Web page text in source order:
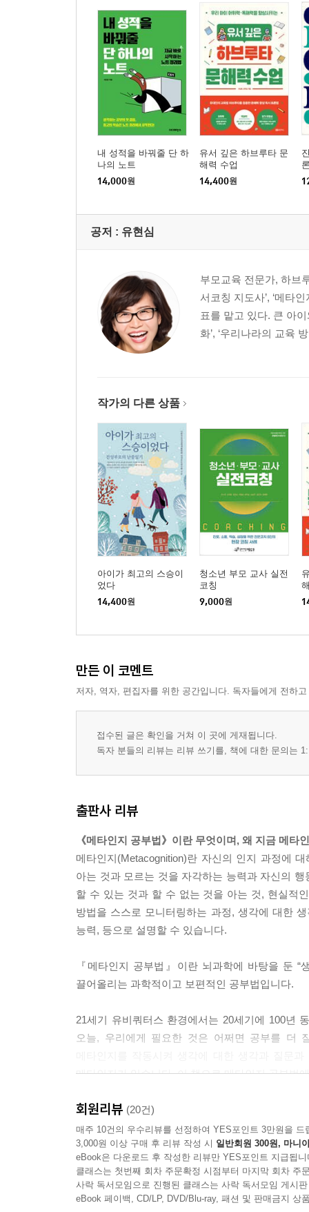
내 성적을 바꿔줄 단 하
나의 노트
14,000원
유서 깊은 하브루타 문
해력 수업
14,400원
공저 : 유현심
부모교육 전문가, 하브
서코칭 지도사’, ‘메타
표를 맡고 있다. 큰 아
화’, ‘우리나라의 교육
작가의 다른 상품
아이가 최고의 스승이
었다
14,400원
청소년 부모 교사 실전
코칭
9,000원
만든 이 코멘트
저자, 역자, 편집자를 위한 공간입니다. 독자들에게 전하
접수된 글은 확인을 거쳐 이 곳에 게재됩니다.
독자 분들의 리뷰는 리뷰 쓰기를, 책에 대한 문의는
출판사 리뷰
《메타인지 공부법》이란 무엇이며, 왜 지금 메타
메타인지(Metacognition)란 자신의 인지 과정에
아는 것과 모르는 것을 자각하는 능력과 자신의
할 수 있는 것과 할 수 없는 것을 아는 것, 현실적
방법을 스스로 모니터링하는 과정, 생각에 대한
능력, 등으로 설명할 수 있습니다.
『메타인지 공부법』이란 뇌과학에 바탕을 둔
끌어올리는 과학적이고 보편적인 공부법입니다.
21세기 유비쿼터스 환경에서는 20세기에 100년
오늘, 우리에게 필요한 것은 어쩌면 공부를 더
메타인지가 있습니다. 이 책으로 메타인지 공부법
《메타인지 공부법》으로 잠재되어 있는 내 아이
메타인지 공부법에서는 자기 자신에 대해 얼마
작동하게 만드는 것입니다. 메타인지란 “생각에
통해 습득할 수 있습니다.
생각을 하려면 질문을 던지고 생각하고 또 질문
회원리뷰 (20건)
매주 10건의 우수리뷰를 선정하여 YES포인트 3만원을 드
3,000원 이상 구매 후 리뷰 작성 시 일반회원 300원, 마니
eBook은 다운로드 후 작성한 리뷰만 YES포인트 지급됩니
클래스는 첫번째 회차 주문확정 시점부터 마지막 회차 주
사락 독서모임으로 진행된 클래스는 사락 독서모임 게시
eBook 페이백, CD/LP, DVD/Blu-ray, 패션 및 판매금지 상